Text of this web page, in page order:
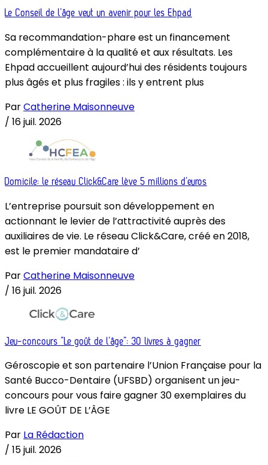
Le Conseil de l’âge veut un avenir pour les Ehpad
Sa recommandation-phare est un financement
complémentaire à la qualité et aux résultats. Les
Ehpad accueillent aujourd’hui des résidents toujours
plus âgés et plus fragiles : ils y entrent plus
ParCatherine Maisonneuve
/ 16 juil. 2026
Domicile: le réseau Click&Care lève 5 millions d’euros
L’entreprise poursuit son développement en
actionnant le levier de l’attractivité auprès des
auxiliaires de vie. Le réseau Click&Care, créé en 2018,
est le premier mandataire d’
ParCatherine Maisonneuve
/ 16 juil. 2026
Jeu-concours “Le goût de l’âge”: 30 livres à gagner
Géroscopie et son partenaire l’Union Française pour la
Santé Bucco-Dentaire (UFSBD) organisent un jeu-
concours pour vous faire gagner 30 exemplaires du
livre LE GOÛT DE L’ÂGE
Par La Rédaction
/ 15 juil. 2026